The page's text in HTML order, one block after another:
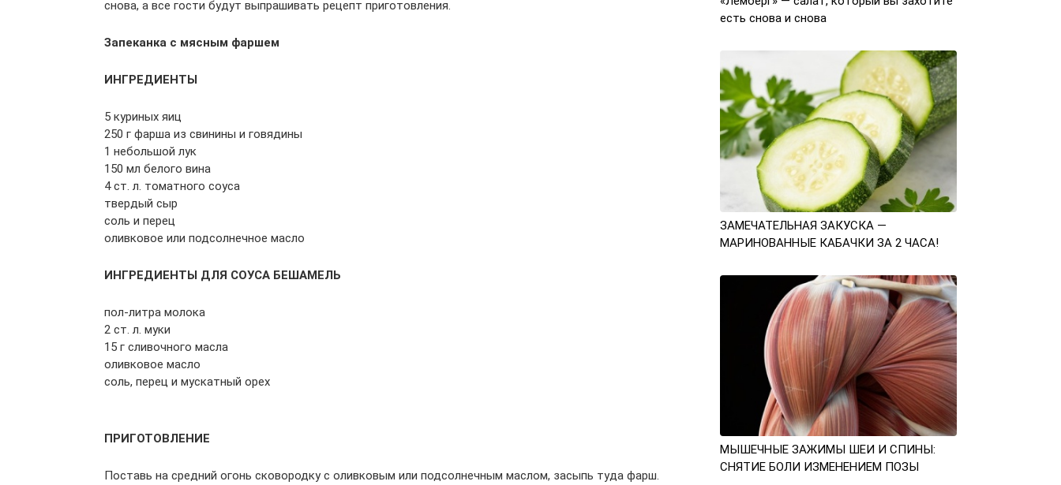
снова, а все гости будут выпрашивать рецепт приготовления.
Запеканка с мясным фаршем
ИНГРЕДИЕНТЫ
5 куриных яиц
250 г фарша из свинины и говядины
1 небольшой лук
150 мл белого вина
4 ст. л. томатного соуса
твердый сыр
соль и перец
оливковое или подсолнечное масло
ИНГРЕДИЕНТЫ ДЛЯ СОУСА БЕШАМЕЛЬ
пол-литра молока
2 ст. л. муки
15 г сливочного масла
оливковое масло
соль, перец и мускатный орех
ПРИГОТОВЛЕНИЕ
Поставь на средний огонь сковородку с оливковым или подсолнечным маслом, засыпь туда фарш.
есть снова и снова
ЗАМЕЧАТЕЛЬНАЯ ЗАКУСКА —
МАРИНОВАННЫЕ КАБАЧКИ ЗА 2 ЧАСА!
МЫШЕЧНЫЕ ЗАЖИМЫ ШЕИ И СПИНЫ:
СНЯТИЕ БОЛИ ИЗМЕНЕНИЕМ ПОЗЫ